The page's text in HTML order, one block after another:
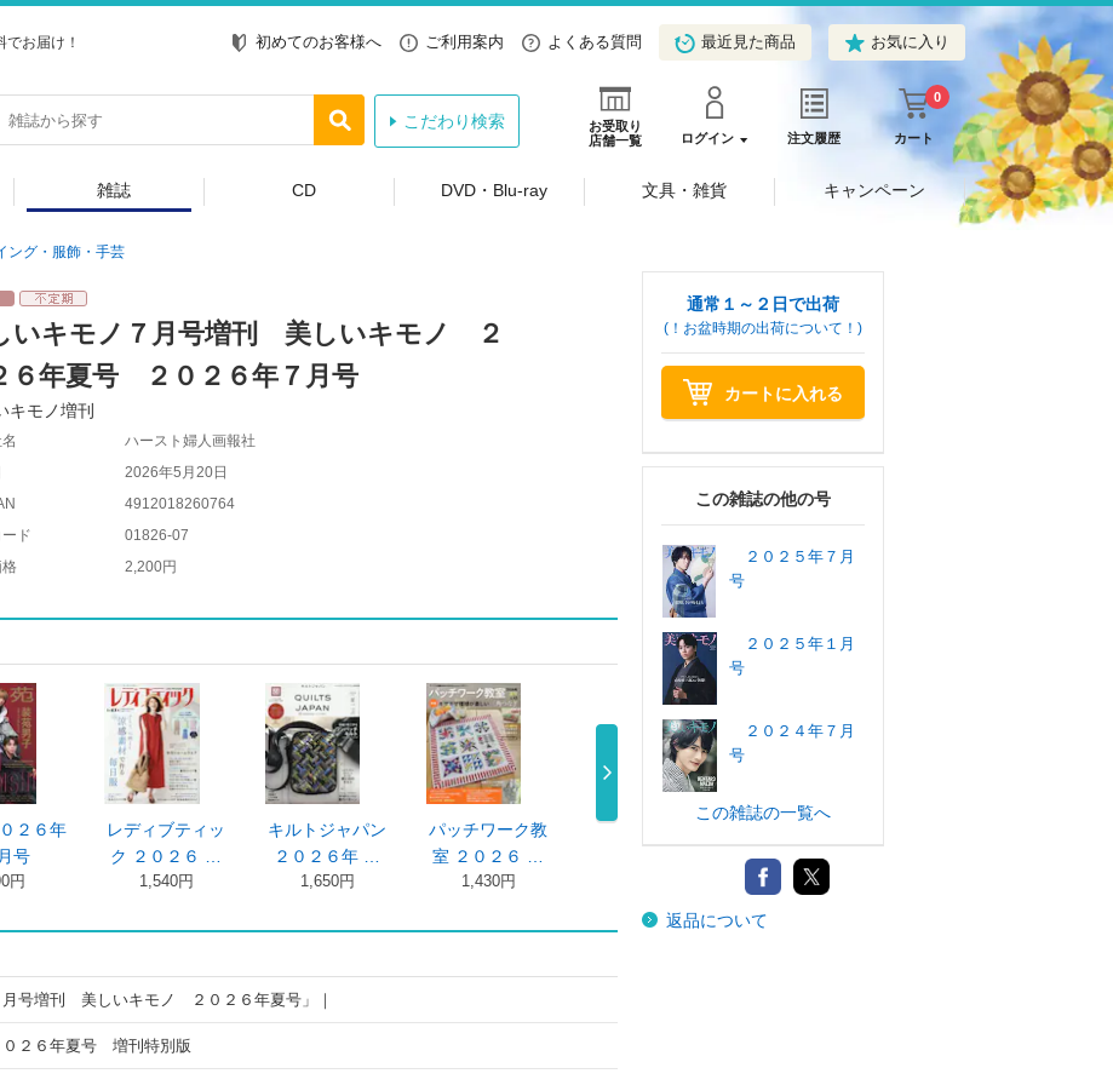
お届け！ 初めてのお客様へ ご利用案内 よくある質問 最近見た商品 お気に入り
お受取り
店舗一覧
ログイン 注文履歴 カート
0
こだわり検索
雑誌 CD DVD・Blu-ray 文具・雑貨 キャンペーン
ング・服飾・手芸
いキモノ７月号増刊 美しいキモノ ２
６年夏号 ２０２６年７月号
キモノ増刊
ハースト婦人画報社
2026年5月20日
4912018260764
ド
01826-07
2,200円
２６年
号
円
レディブティッ
ク ２０２６ …
1,540円
キルトジャパン
２０２６年 …
1,650円
パッチワーク教
室 ２０２６ …
1,430円
ビーズｆｒｉｅ
０２６年７ …
2,200円
月号増刊 美しいキモノ ２０２６年夏号」｜
２６年夏号 増刊特別版
通常１～２日で出荷
(！お盆時期の出荷について！)
カートに入れる
この雑誌の他の号
２０２５年７月
号
２０２５年１月
号
２０２４年７月
号
この雑誌の一覧へ
返品について